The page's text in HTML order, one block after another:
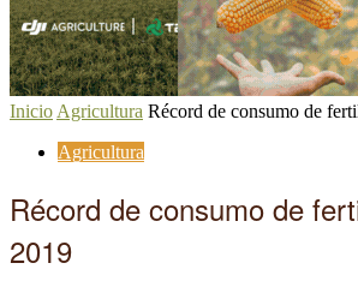
Inicio Agricultura Récord de consumo de
Agricultura
Récord de consumo de
2019